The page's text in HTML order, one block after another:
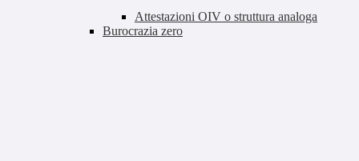
Attestazioni OIV o struttura analoga
Burocrazia zero